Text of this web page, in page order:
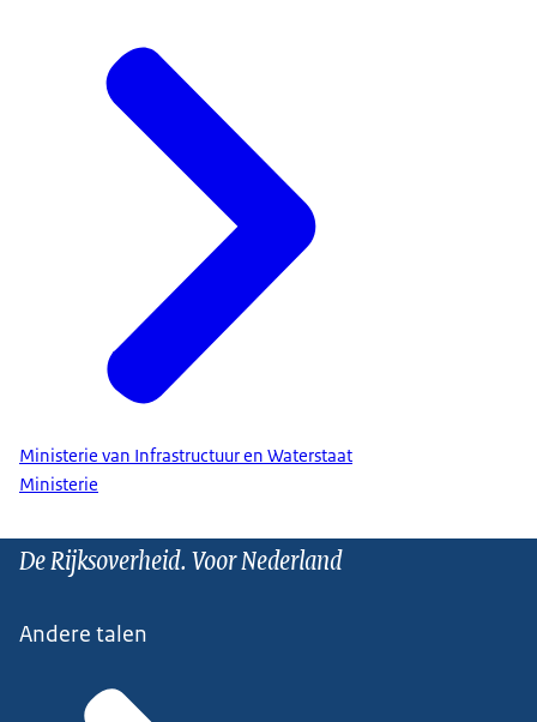
Ministerie van Infrastructuur en Waterstaat
Ministerie
De Rijksoverheid. Voor Nederland
Andere talen